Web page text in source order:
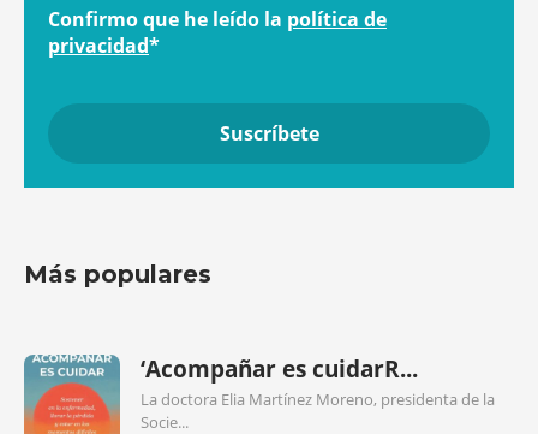
Confirmo que he leído la política de
privacidad*
Más populares
‘Acompañar es cuidarR...
La doctora Elia Martínez Moreno, presidenta de la
Socie...